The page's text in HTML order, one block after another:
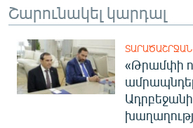
Շարունակել կարդալ
ՏԱՐԱԾԱՇՐՋԱՆ
«Թրամփի